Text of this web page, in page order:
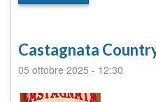
Castagnata
05 ottobre 2025 - 12:30